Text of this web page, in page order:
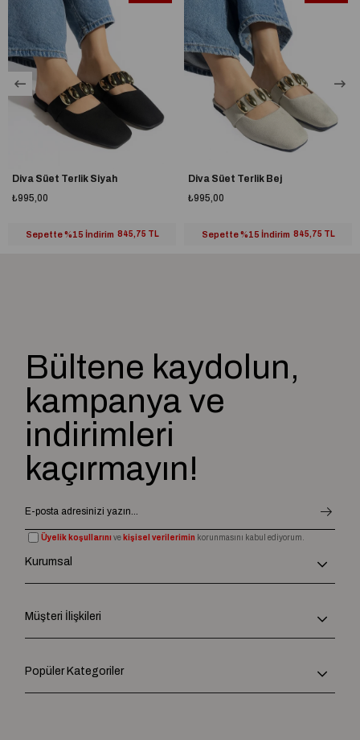
Diva Süet Terlik Siyah
₺995,00
Sepette %15 İndirim 845,75 TL
Diva Süet Terlik Bej
₺995,00
Sepette %15 İndirim 845,75 TL
Bültene kaydolun,
kampanya ve
indirimleri
kaçırmayın!
Üyelik koşullarını ve kişisel verilerimin korunmasını kabul ediyorum.
Kurumsal
Müşteri İlişkileri
Popüler Kategoriler